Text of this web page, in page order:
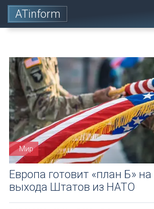
ATinform
Мир
Европа готовит «план Б» на
выхода Штатов из НАТО